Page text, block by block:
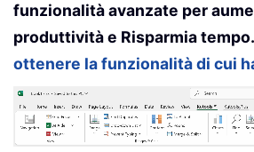
funzionalità avanzate per
produttività e Risparmia tempo.
ottenere la funzionalità di cui